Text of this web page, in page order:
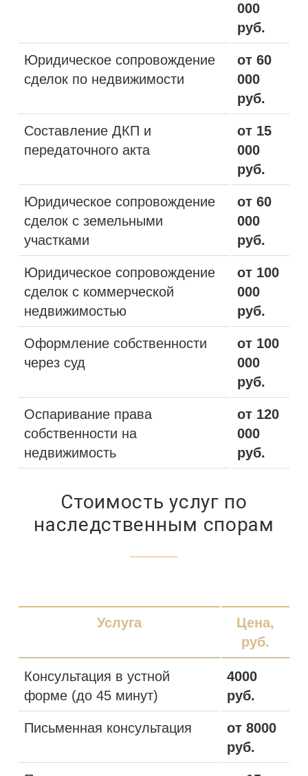
000
руб.
Юридическое сопровождение
сделок по недвижимости
от 60
000
руб.
Составление ДКП и
передаточного акта
от 15
000
руб.
Юридическое сопровождение
сделок с земельными
участками
от 60
000
руб.
Юридическое сопровождение
сделок с коммерческой
недвижимостью
от 100
000
руб.
Оформление собственности
через суд
от 100
000
руб.
Оспаривание права
собственности на
недвижимость
от 120
000
руб.
Стоимость услуг по
наследственным спорам
Услуга
Цена,
руб.
Консультация в устной
форме (до 45 минут)
4000
руб.
Письменная консультация
от 8000
руб.